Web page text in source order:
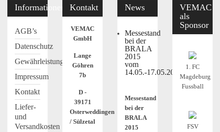
Informationen
AGB’s
Datenschutz
Gewährleistung
Impressum
Kontakt
Liefer-
und
Versandkosten
Kontakt
VEMAC
GmbH
Lange
Göhren
7b
D -
39171
Osterweddingen
/ Sülzetal
News
Messestand
bei der
BRALA
2015
vom
14.05.-17.05.2015
Messestand
bei der
BRALA
2015
VEMAC
als
Sponsor
1. FC
Magdeburg
Fussball
FSV